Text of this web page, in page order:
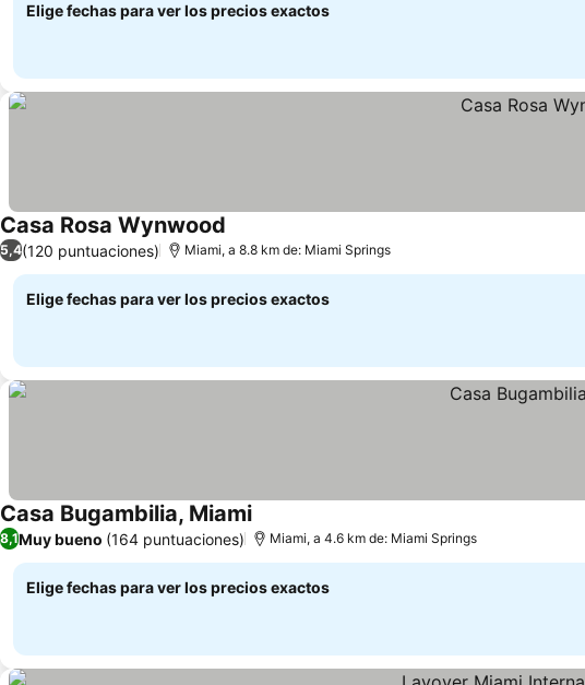
Elige fechas para ver los precios exactos
Casa Rosa Wynwood
5,4(120 puntuaciones) Miami, a 8.8 km de: Miami Springs
Elige fechas para ver los precios exactos
Casa Bugambilia, MiamiVer precios
8,1Muy bueno (164 puntuaciones) Miami, a 4.6 km de: Miami Springs
Elige fechas para ver los precios exactos